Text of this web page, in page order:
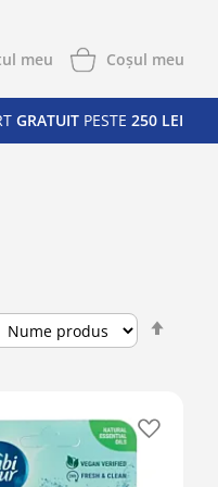
meu Coşul meu
GRATUIT PESTE 250 LEI